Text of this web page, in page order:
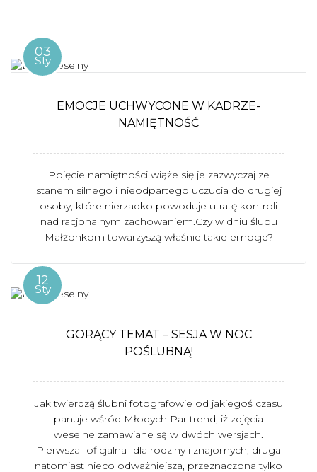
03
Sty
EMOCJE UCHWYCONE W KADRZE-
NAMIĘTNOŚĆ
Pojęcie namiętności wiąże się je zazwyczaj ze
stanem silnego i nieodpartego uczucia do drugiej
osoby, które nierzadko powoduje utratę kontroli
nad racjonalnym zachowaniem.Czy w dniu ślubu
Małżonkom towarzyszą właśnie takie emocje?
12
Sty
GORĄCY TEMAT – SESJA W NOC
POŚLUBNĄ!
Jak twierdzą ślubni fotografowie od jakiegoś czasu
panuje wśród Młodych Par trend, iż zdjęcia
weselne zamawiane są w dwóch wersjach.
Pierwsza- oficjalna- dla rodziny i znajomych, druga
natomiast nieco odważniejsza, przeznaczona tylko